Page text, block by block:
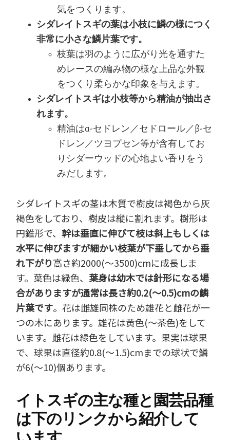
気をつくります。
シダレイトスギの葉は小枝に鱗の様につく
非常に小さな鱗片葉です。
枝葉は羽のように広がり光を通すた
めレースの編み物の様な上品な外観
をつくり柔らかな印象を与えます。
シダレイトスギは小枝等から精油が抽出さ
れます。
精油はα-セドレン／セドロール／β-セ
ドレン／ツヨプセン等が含有してお
りシダーウッドの心地よい香りをう
みだします。
シダレイトスギの茎は木質で樹皮は褐色から灰
褐色をしており、樹皮は縦に割れます。樹形は
円錐形で、幹は垂直に伸びて枝は斜上もしくは
水平に伸びますが細かい枝葉が下垂してから垂
れ下がり高さ約2000(～3500)cmに成長しま
す。葉色は緑色、 葉身は幼木では針形になる場
合がありますが通常は長さ約0.2(～0.5)cmの鱗
片葉です。花は雌雄同株のため雄花と雌花が一
つの木にあります。雄花は黄色(～茶色)をして
います。雌花は緑色をしています。果実は球果
で、球果は直径約0.8(～1.5)cmまでの球状で鱗
が6(～10)個あります。
イトスギの主な種と園芸品種
は下のリンクから紹介して